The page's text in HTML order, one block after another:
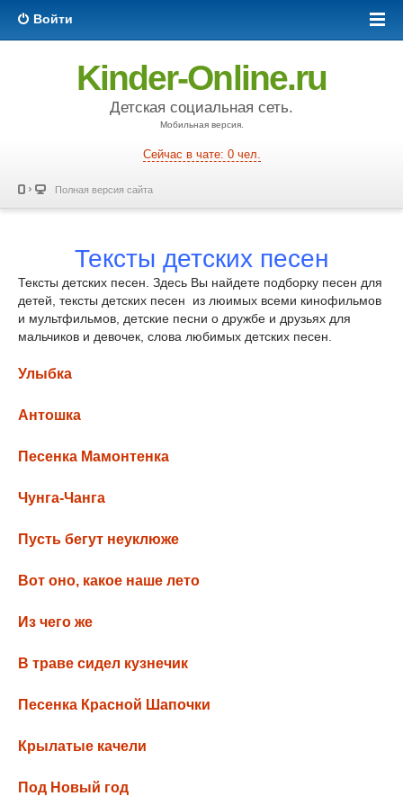
Войти
Kinder-Online.ru
Детская социальная сеть.
Мобильная версия.
Сейчас в чате: 0 чел.
Полная версия сайта
Тексты детских песен
Тексты детских песен. Здесь Вы найдете подборку песен для
детей, тексты детских песен из люимых всеми кинофильмов
и мультфильмов, детские песни о дружбе и друзьях для
мальчиков и девочек, слова любимых детских песен.
Улыбка
Антошка
Песенка Мамонтенка
Чунга-Чанга
Пусть бегут неуклюже
Вот оно, какое наше лето
Из чего же
В траве сидел кузнечик
Песенка Красной Шапочки
Крылатые качели
Под Новый год